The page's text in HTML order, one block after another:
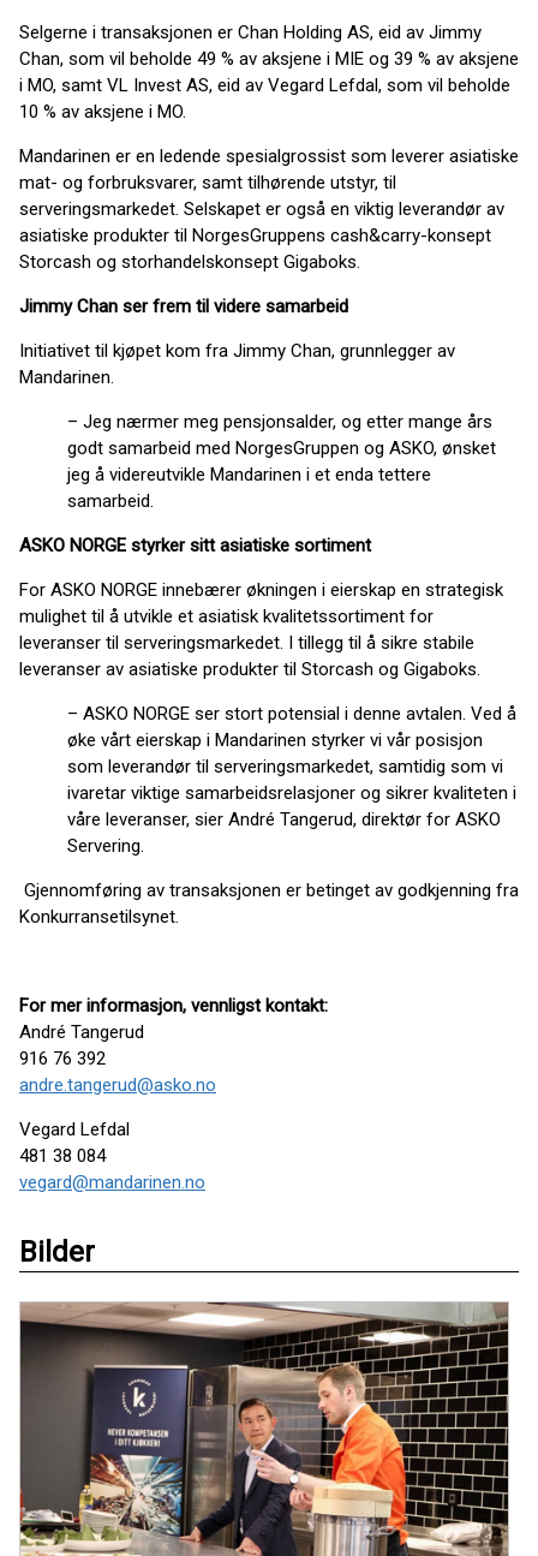
Selgerne i transaksjonen er Chan Holding AS, eid av Jimmy
Chan, som vil beholde 49 % av aksjene i MIE og 39 % av aksjene
i MO, samt VL Invest AS, eid av Vegard Lefdal, som vil beholde
10 % av aksjene i MO.
Mandarinen er en ledende spesialgrossist som leverer asiatiske
mat- og forbruksvarer, samt tilhørende utstyr, til
serveringsmarkedet. Selskapet er også en viktig leverandør av
asiatiske produkter til NorgesGruppens cash&carry-konsept
Storcash og storhandelskonsept Gigaboks.
Jimmy Chan ser frem til videre samarbeid
Initiativet til kjøpet kom fra Jimmy Chan, grunnlegger av
Mandarinen.
– Jeg nærmer meg pensjonsalder, og etter mange års
godt samarbeid med NorgesGruppen og ASKO, ønsket
jeg å videreutvikle Mandarinen i et enda tettere
samarbeid.
ASKO NORGE styrker sitt asiatiske sortiment
For ASKO NORGE innebærer økningen i eierskap en strategisk
mulighet til å utvikle et asiatisk kvalitetssortiment for
leveranser til serveringsmarkedet. I tillegg til å sikre stabile
leveranser av asiatiske produkter til Storcash og Gigaboks.
– ASKO NORGE ser stort potensial i denne avtalen. Ved å
øke vårt eierskap i Mandarinen styrker vi vår posisjon
som leverandør til serveringsmarkedet, samtidig som vi
ivaretar viktige samarbeidsrelasjoner og sikrer kvaliteten i
våre leveranser, sier André Tangerud, direktør for ASKO
Servering.
Gjennomføring av transaksjonen er betinget av godkjenning fra
Konkurransetilsynet.
For mer informasjon, vennligst kontakt:
André Tangerud
916 76 392
andre.tangerud@asko.no
Vegard Lefdal
481 38 084
vegard@mandarinen.no
Bilder